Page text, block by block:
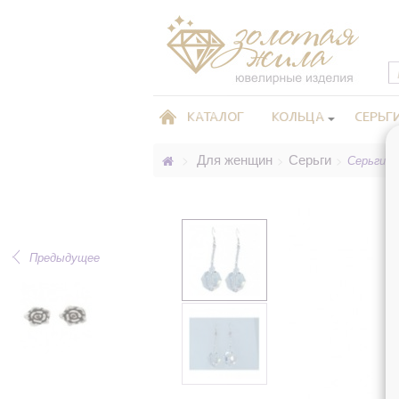
КАТАЛОГ КОЛЬЦА
Для женщин Серьги Серьги,
Предыдущее